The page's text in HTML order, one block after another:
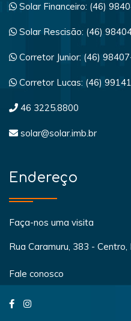
Solar Financeiro: (46)
Solar Rescisão: (46)
Corretor Junior: (46)
Corretor Lucas: (46)
46 3225.8800
solar@solar.imb.br
Endereço
Faça-nos uma visita
Rua Caramuru, 383 -
Fale conosco